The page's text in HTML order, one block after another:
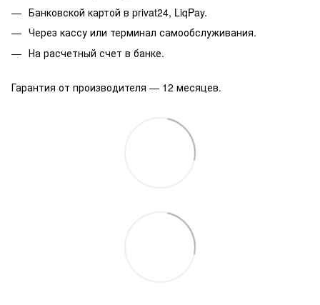
Банковской картой в privat24, LiqPay.
Через кассу или терминал самообслуживания.
На расчетный счет в банке.
Гарантия от производителя — 12 месяцев.